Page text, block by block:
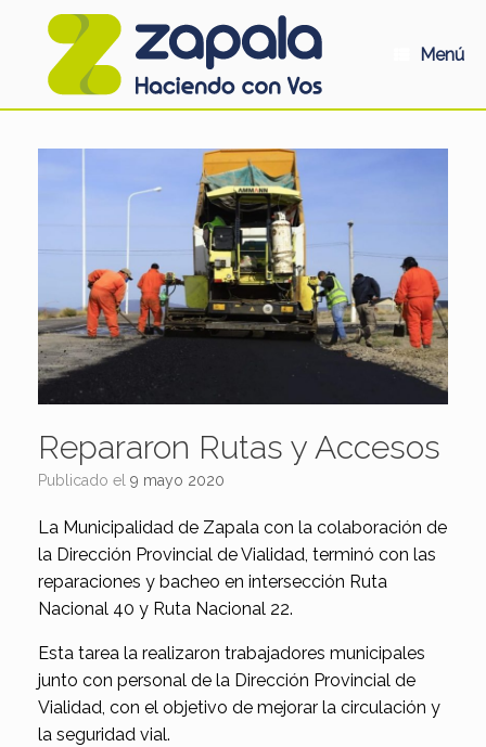
Menú
Repararon Rutas y Accesos
Publicado el 9 mayo 2020
La Municipalidad de Zapala con la colaboración de
la Dirección Provincial de Vialidad, terminó con las
reparaciones y bacheo en intersección Ruta
Nacional 40 y Ruta Nacional 22.
Esta tarea la realizaron trabajadores municipales
junto con personal de la Dirección Provincial de
Vialidad, con el objetivo de mejorar la circulación y
la seguridad vial.